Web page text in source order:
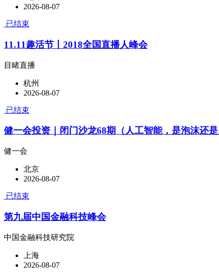
2026-08-07
已结束
11.11趣活节丨2018全国直播人峰会
目睹直播
杭州
2026-08-07
已结束
健一会投资｜闭门沙龙68期（人工智能，是泡沫还
健一会
北京
2026-08-07
已结束
第九届中国金融科技峰会
中国金融科技研究院
上海
2026-08-07